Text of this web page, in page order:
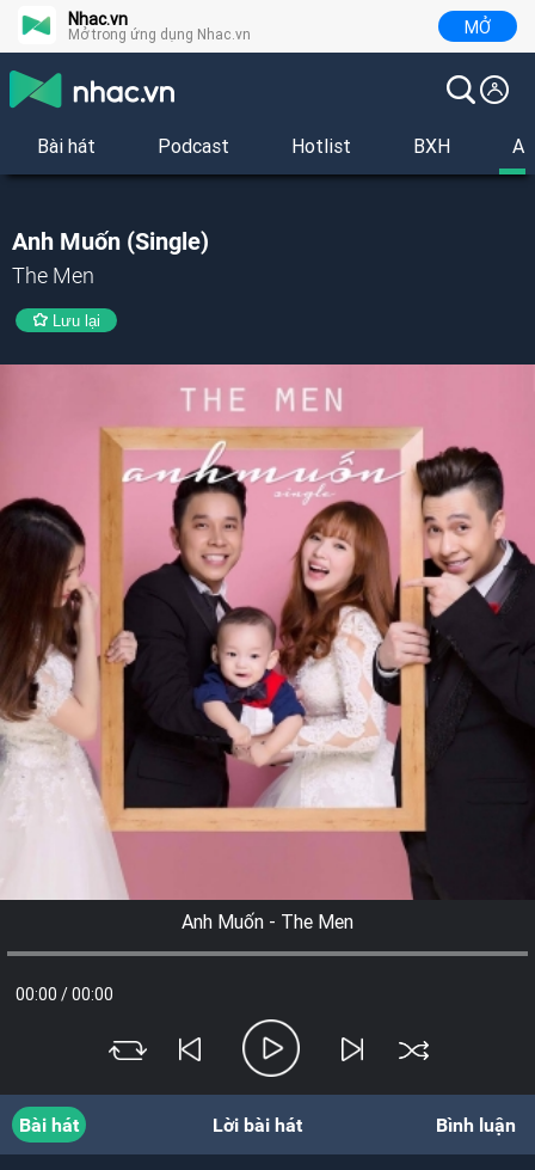
Nhac.vn
Mở trong ứng dụng Nhac.vn MỞ
Bài hát Podcast Hotlist BXH
Anh Muốn (Single)
The Men
Lưu lại
Anh Muốn - The Men
00:00 /00:00
Bài hát Lời bài hát Bình luận